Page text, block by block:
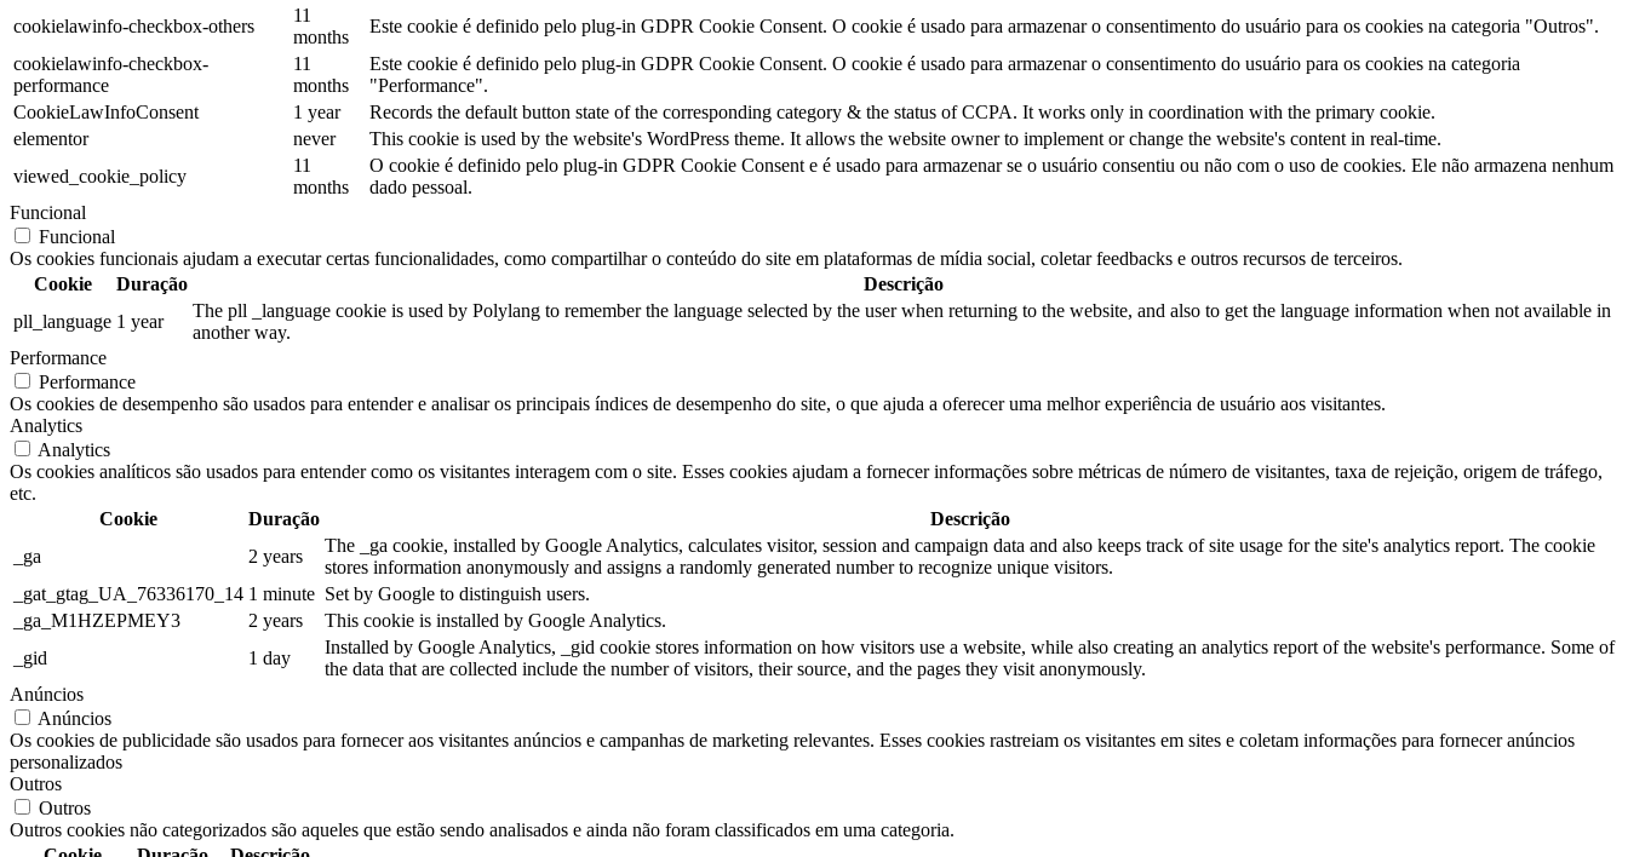
cookielawinfo-checkbox-others
11
months
Este cookie é definido pelo plug-in GDPR Cookie Consent. O cookie é usado para armazenar o consentimento do usuário para os cookies na categoria "Outros".
cookielawinfo-checkbox-
performance
11
months
Este cookie é definido pelo plug-in GDPR Cookie Consent. O cookie é usado para armazenar o consentimento do usuário para os cookies na categoria
"Performance".
CookieLawInfoConsent
1 year
Records the default button state of the corresponding category & the status of CCPA. It works only in coordination with the primary cookie.
elementor
never
This cookie is used by the website's WordPress theme. It allows the website owner to implement or change the website's content in real-time.
viewed_cookie_policy
11
months
O cookie é definido pelo plug-in GDPR Cookie Consent e é usado para armazenar se o usuário consentiu ou não com o uso de cookies. Ele não armazena nenhum
dado pessoal.
Funcional
Funcional
Os cookies funcionais ajudam a executar certas funcionalidades, como compartilhar o conteúdo do site em plataformas de mídia social, coletar feedbacks e outros recursos de terceiros.
Cookie
Duração
Descrição
pll_language 1 year
The pll _language cookie is used by Polylang to remember the language selected by the user when returning to the website, and also to get the language information when not available in
another way.
Performance
Performance
Os cookies de desempenho são usados para entender e analisar os principais índices de desempenho do site, o que ajuda a oferecer uma melhor experiência de usuário aos visitantes.
Analytics
Analytics
Os cookies analíticos são usados para entender como os visitantes interagem com o site. Esses cookies ajudam a fornecer informações sobre métricas de número de visitantes, taxa de rejeição, origem de tráfego,
etc.
Cookie
Duração
Descrição
_ga
2 years
The _ga cookie, installed by Google Analytics, calculates visitor, session and campaign data and also keeps track of site usage for the site's analytics report. The cookie
stores information anonymously and assigns a randomly generated number to recognize unique visitors.
_gat_gtag_UA_76336170_14 1 minute Set by Google to distinguish users.
_ga_M1HZEPMEY3
2 years
This cookie is installed by Google Analytics.
_gid
1 day
Installed by Google Analytics, _gid cookie stores information on how visitors use a website, while also creating an analytics report of the website's performance. Some of
the data that are collected include the number of visitors, their source, and the pages they visit anonymously.
Anúncios
Anúncios
Os cookies de publicidade são usados para fornecer aos visitantes anúncios e campanhas de marketing relevantes. Esses cookies rastreiam os visitantes em sites e coletam informações para fornecer anúncios
personalizados
Outros
Outros
Outros cookies não categorizados são aqueles que estão sendo analisados e ainda não foram classificados em uma categoria.